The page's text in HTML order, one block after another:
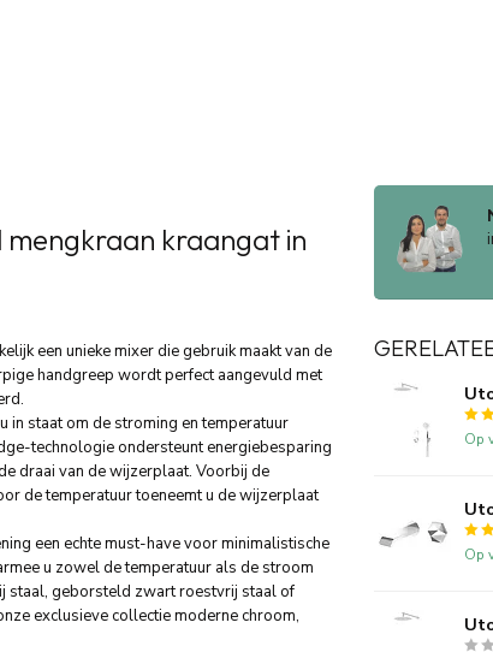
kraangat in
een unieke mixer die gebruik maakt van de
handgreep wordt perfect aangevuld met
in staat om de stroming en temperatuur
technologie ondersteunt energiebesparing
draai van de wijzerplaat. Voorbij de
de temperatuur toeneemt u de wijzerplaat
een echte must-have voor minimalistische
u zowel de temperatuur als de stroom
staal, geborsteld zwart roestvrij staal of
exclusieve collectie moderne chroom,
Op
Op